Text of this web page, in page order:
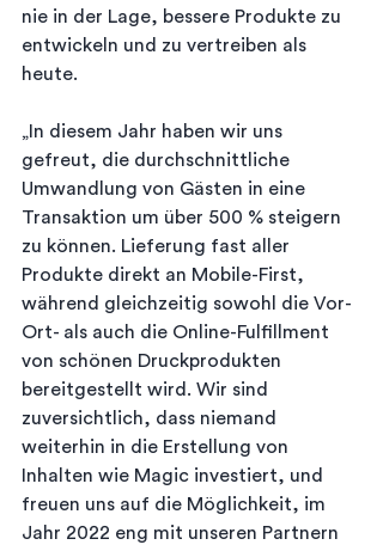
nie in der Lage, bessere Produkte zu
entwickeln und zu vertreiben als
heute.
„In diesem Jahr haben wir uns
gefreut, die durchschnittliche
Umwandlung von Gästen in eine
Transaktion um über 500 % steigern
zu können. Lieferung fast aller
Produkte direkt an Mobile-First,
während gleichzeitig sowohl die Vor-
Ort- als auch die Online-Fulfillment
von schönen Druckprodukten
bereitgestellt wird. Wir sind
zuversichtlich, dass niemand
weiterhin in die Erstellung von
Inhalten wie Magic investiert, und
freuen uns auf die Möglichkeit, im
Jahr 2022 eng mit unseren Partnern